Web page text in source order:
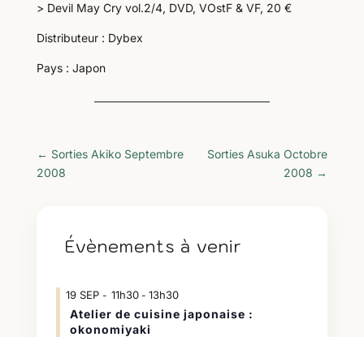
> Devil May Cry vol.2/4, DVD, VOstF & VF, 20 €
Distributeur : Dybex
Pays : Japon
← Sorties Akiko Septembre
2008
Sorties Asuka Octobre
2008 →
Évènements à venir
19 SEP 11h30- 13h30
Atelier de cuisine japonaise :
okonomiyaki